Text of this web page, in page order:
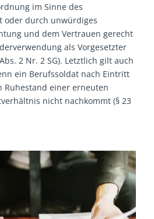
im Sinne des
oder durch unwürdiges
und dem Vertrauen gerecht
als Vorgesetzter
2 Nr. 2 SG). Letztlich gilt auch
ein Berufssoldat nach Eintritt
Ruhestand einer erneuten
nicht nachkommt (§ 23